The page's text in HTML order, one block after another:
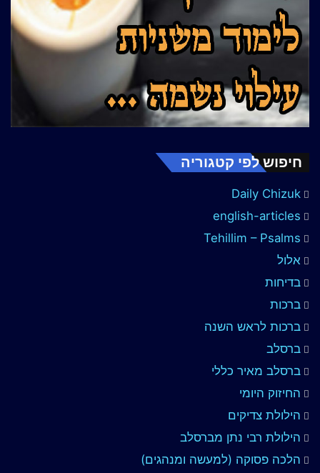
חיפוש לפי קטגוריה
Daily Chizuk
english-articles
Tehillim – Psalms
אלול
בדיחות
ברכות
ברכות לראש השנה
ברסלב
ברסלב מאיר כללי
החיזוק היומי
הילולת צדיקים
הילולת רבי נתן מברסלב
הלכה פסוקה (למעשה ומנהגים)